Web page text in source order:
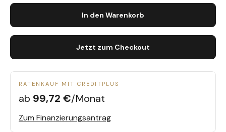
In den Warenkorb
Jetzt zum Checkout
RATENKAUF MIT CREDITPLUS
ab 99,72 €/Monat
Zum Finanzierungsantrag